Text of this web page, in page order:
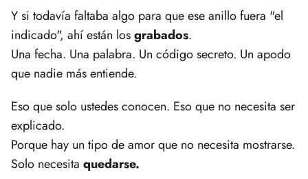
Y si todavía faltaba algo para que ese anillo fuera "el
indicado", ahí están losgrabados.
Una fecha. Una palabra. Un código secreto. Un apodo
que nadie más entiende.
Eso que solo ustedes conocen. Eso que no necesita ser
explicado.
Porque hay un tipo de amor que no necesita mostrarse.
Solo necesita quedarse.